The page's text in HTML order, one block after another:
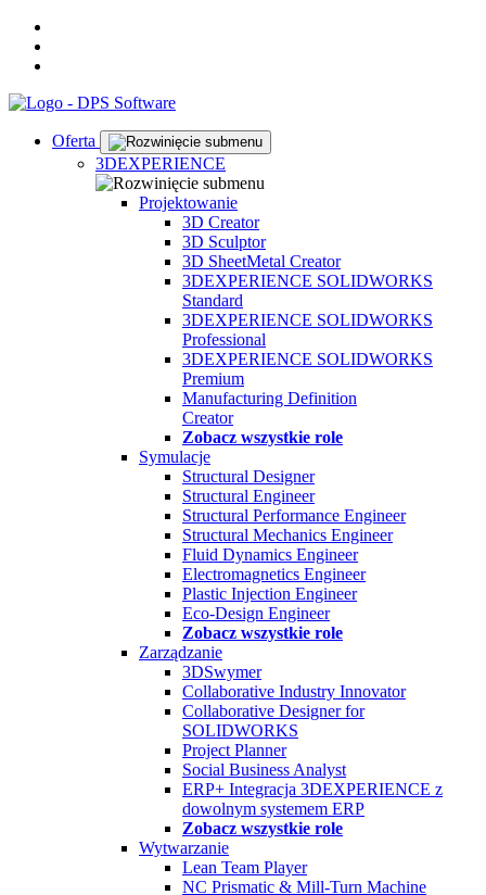
Oferta
3DEXPERIENCE
Projektowanie
3D Creator
3D Sculptor
3D SheetMetal Creator
3DEXPERIENCE SOLIDWORKS
Standard
3DEXPERIENCE SOLIDWORKS
Professional
3DEXPERIENCE SOLIDWORKS
Premium
Manufacturing Definition
Creator
Zobacz wszystkie role
Symulacje
Structural Designer
Structural Engineer
Structural Performance Engineer
Structural Mechanics Engineer
Fluid Dynamics Engineer
Electromagnetics Engineer
Plastic Injection Engineer
Eco-Design Engineer
Zobacz wszystkie role
Zarządzanie
3DSwymer
Collaborative Industry Innovator
Collaborative Designer for
SOLIDWORKS
Project Planner
Social Business Analyst
ERP+ Integracja 3DEXPERIENCE z
dowolnym systemem ERP
Zobacz wszystkie role
Wytwarzanie
Lean Team Player
NC Prismatic & Mill-Turn Machine